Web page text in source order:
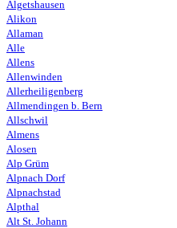
Algetshausen
Alikon
Allaman
Alle
Allens
Allenwinden
Allerheiligenberg
Allmendingen b. Bern
Allschwil
Almens
Alosen
Alp Grüm
Alpnach Dorf
Alpnachstad
Alpthal
Alt St. Johann